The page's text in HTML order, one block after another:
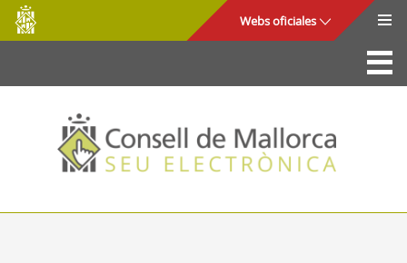
Saltar al contenido principal
Consell
de
Mallorca
Webs oficiales
La Sede
Consejo de Mallorca
Acceso y seguridad
Utilidades